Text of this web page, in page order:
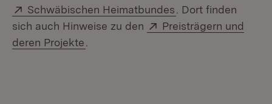
Extern:
Schwäbischen Heimatbundes (Öffnet in neuem
. Dort finden
sich auch Hinweise zu den
Extern:
Preisträgern und
deren Projekte